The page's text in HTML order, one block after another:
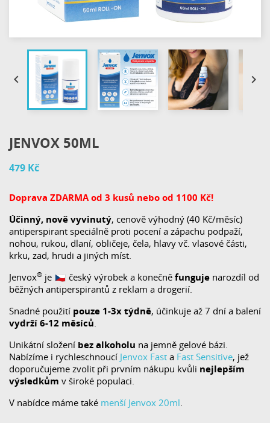
 
JENVOX 50ML
479 Kč
Doprava ZDARMA od 3 kusů nebo od 1100 Kč!
Účinný, nově vyvinutý, cenově výhodný (40 Kč/měsíc)
antiperspirant speciálně proti pocení a zápachu podpaží,
nohou, rukou, dlaní, obličeje, čela, hlavy vč. vlasové části,
krku, zad, hrudi a jiných míst.
Jenvox®️ je český výrobek a konečně funguje narozdíl od
běžných antiperspirantů z reklam a drogerií.
Snadné použití pouze 1-3x týdně, účinkuje až 7 dní a balení
vydrží 6-12 měsíců.
Unikátní složení bez alkoholu na jemně gelové bázi.
Nabízíme i rychleschnoucí Jenvox Fast a Fast Sensitive, jež
doporučujeme zvolit při prvním nákupu kvůli nejlepším
výsledkům v široké populaci.
V nabídce máme také menší Jenvox 20ml.